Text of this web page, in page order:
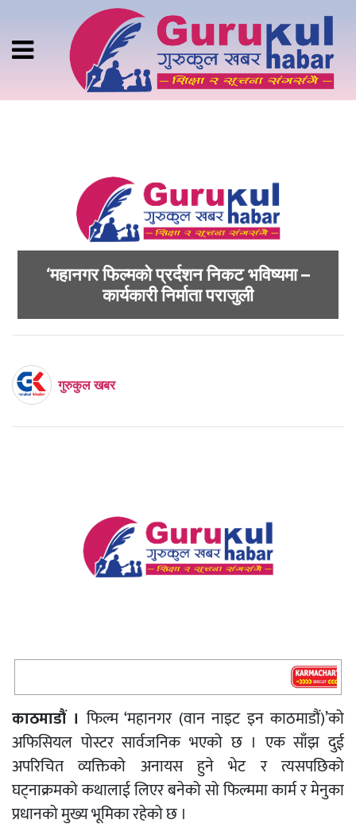
‘महानगर फिल्मको प्रर्दशन निकट भविष्यमा –
कार्यकारी निर्माता पराजुली
गुरुकुल खबर
काठमाडौं । फिल्म ‘महानगर (वान नाइट इन काठमाडौं)’को
अफिसियल पोस्टर सार्वजनिक भएको छ । एक साँझ दुई
अपरिचित व्यक्तिको अनायस हुने भेट र त्यसपछिको
घट्नाक्रमको कथालाई लिएर बनेको सो फिल्ममा कार्म र मेनुका
प्रधानको मुख्य भूमिका रहेको छ ।